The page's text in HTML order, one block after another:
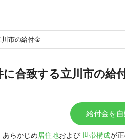
川市の給付金
合致する立川市の給
給付金を
あらかじめ居住地および 世帯構成が